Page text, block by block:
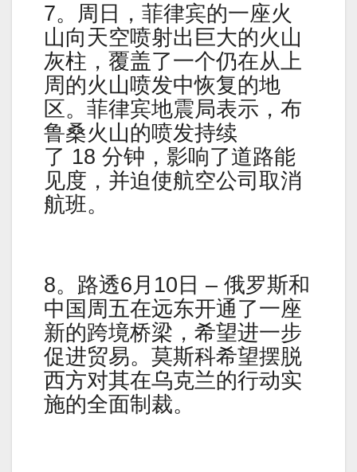
7。周日，菲律宾的一座火
山向天空喷射出巨大的火山
灰柱，覆盖了一个仍在从上
周的火山喷发中恢复的地
区。菲律宾地震局表示，布
鲁桑火山的喷发持续
了 18 分钟，影响了道路能
见度，并迫使航空公司取消
航班。
8。路透6月10日 – 俄罗斯和
中国周五在远东开通了一座
新的跨境桥梁，希望进一步
促进贸易。莫斯科希望摆脱
西方对其在乌克兰的行动实
施的全面制裁。